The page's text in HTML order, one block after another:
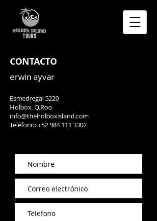
CONTACTO
erwin ayvar
Esmedregal 5220
Holbox, Q.Roo
info@theholboxisland.com
Teléfono:+52 984 111 3302